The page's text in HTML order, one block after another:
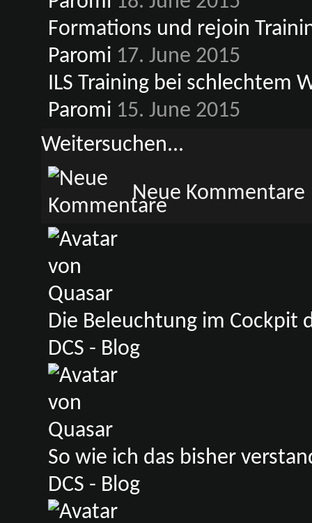
Formations und rejoin
Paromi 17. June 2015
ILS Training bei schlechtem
Paromi 15. June 2015
Weitersuchen...
Neue Kommentare
Die Beleuchtung im Cockpit
DCS - Blog
So wie ich das bisher
DCS - Blog